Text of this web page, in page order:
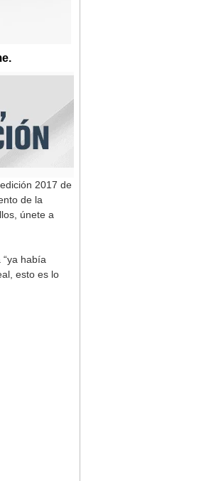
2017 de
de la
únete a
había
esto es lo